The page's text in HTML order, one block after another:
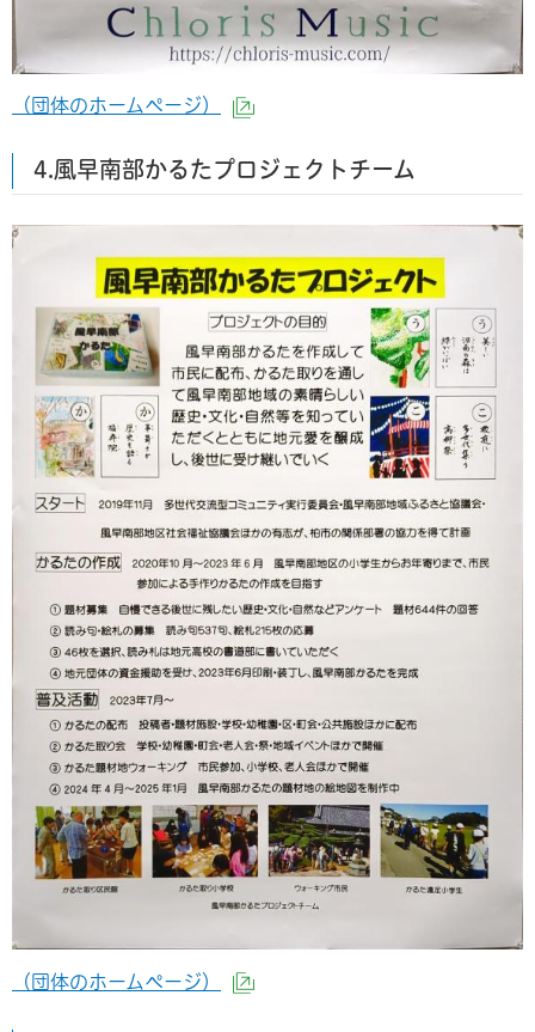
（団体のホームページ）
4.風早南部かるたプロジェクトチーム
（団体のホームページ）